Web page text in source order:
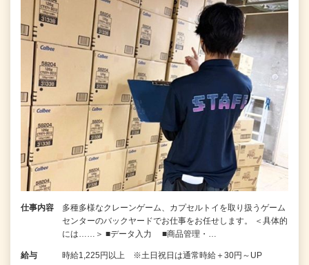
仕事内容
多種多様なクレーンゲーム、カプセルトイを取り扱うゲーム
センターのバックヤードでお仕事をお任せします。 ＜具体的
には……＞ ■データ入力 ■商品管理・…
給与 時給1,225円以上 ※土日祝日は通常時給＋30円～UP